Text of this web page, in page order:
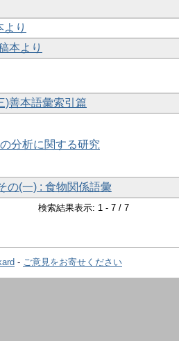
り
本より
)善本語彙索引篇
分析に関する研究
の(一) : 食物関係語彙
検索結果表示: 1 - 7 / 7
- ご意見をお寄せください